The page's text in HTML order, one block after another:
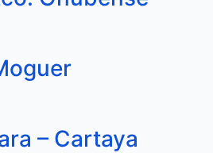
– Cartaya